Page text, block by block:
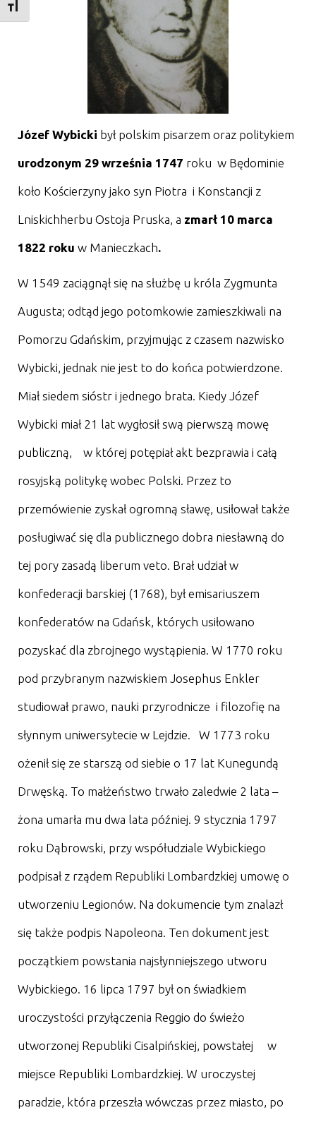
Toggle Font size
Józef Wybicki był polskim pisarzem oraz politykiem
urodzonym 29 września 1747 roku w Będominie
koło Kościerzyny jako syn Piotra i Konstancji z
Lniskichherbu Ostoja Pruska, a zmarł 10 marca
1822 roku w Manieczkach.
W 1549 zaciągnął się na służbę u króla Zygmunta
Augusta; odtąd jego potomkowie zamieszkiwali na
Pomorzu Gdańskim, przyjmując z czasem nazwisko
Wybicki, jednak nie jest to do końca potwierdzone.
Miał siedem sióstr i jednego brata. Kiedy Józef
Wybicki miał 21 lat wygłosił swą pierwszą mowę
publiczną, w której potępiał akt bezprawia i całą
rosyjską politykę wobec Polski. Przez to
przemówienie zyskał ogromną sławę, usiłował także
posługiwać się dla publicznego dobra niesławną do
tej pory zasadą liberum veto. Brał udział w
konfederacji barskiej (1768), był emisariuszem
konfederatów na Gdańsk, których usiłowano
pozyskać dla zbrojnego wystąpienia. W 1770 roku
pod przybranym nazwiskiem Josephus Enkler
studiował prawo, nauki przyrodnicze i filozofię na
słynnym uniwersytecie w Lejdzie. W 1773 roku
ożenił się ze starszą od siebie o 17 lat Kunegundą
Drwęską. To małżeństwo trwało zaledwie 2 lata –
żona umarła mu dwa lata później. 9 stycznia 1797
roku Dąbrowski, przy współudziale Wybickiego
podpisał z rządem Republiki Lombardzkiej umowę o
utworzeniu Legionów. Na dokumencie tym znalazł
się także podpis Napoleona. Ten dokument jest
początkiem powstania najsłynniejszego utworu
Wybickiego. 16 lipca 1797 był on świadkiem
uroczystości przyłączenia Reggio do świeżo
utworzonej Republiki Cisalpińskiej, powstałej w
miejsce Republiki Lombardzkiej. W uroczystej
paradzie, która przeszła wówczas przez miasto, po